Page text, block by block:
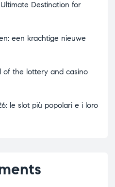
Destination for
een krachtige nieuwe
of the lottery and casino
le slot più popolari e i loro